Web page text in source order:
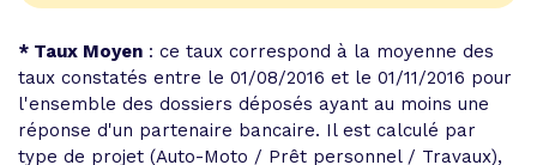
* Taux Moyen : ce taux correspond à la moyenne des
taux constatés entre le 01/08/2016 et le 01/11/2016 pour
l'ensemble des dossiers déposés ayant au moins une
réponse d'un partenaire bancaire. Il est calculé par
type de projet (Auto-Moto / Prêt personnel / Travaux),